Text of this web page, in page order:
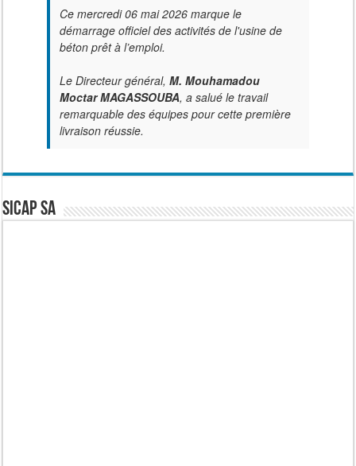
Ce mercredi 06 mai 2026 marque le
démarrage officiel des activités de l'usine de
béton prêt à l’emploi.
Le Directeur général, M. Mouhamadou
Moctar MAGASSOUBA, a salué le travail
remarquable des équipes pour cette première
livraison réussie.
SICAP SA